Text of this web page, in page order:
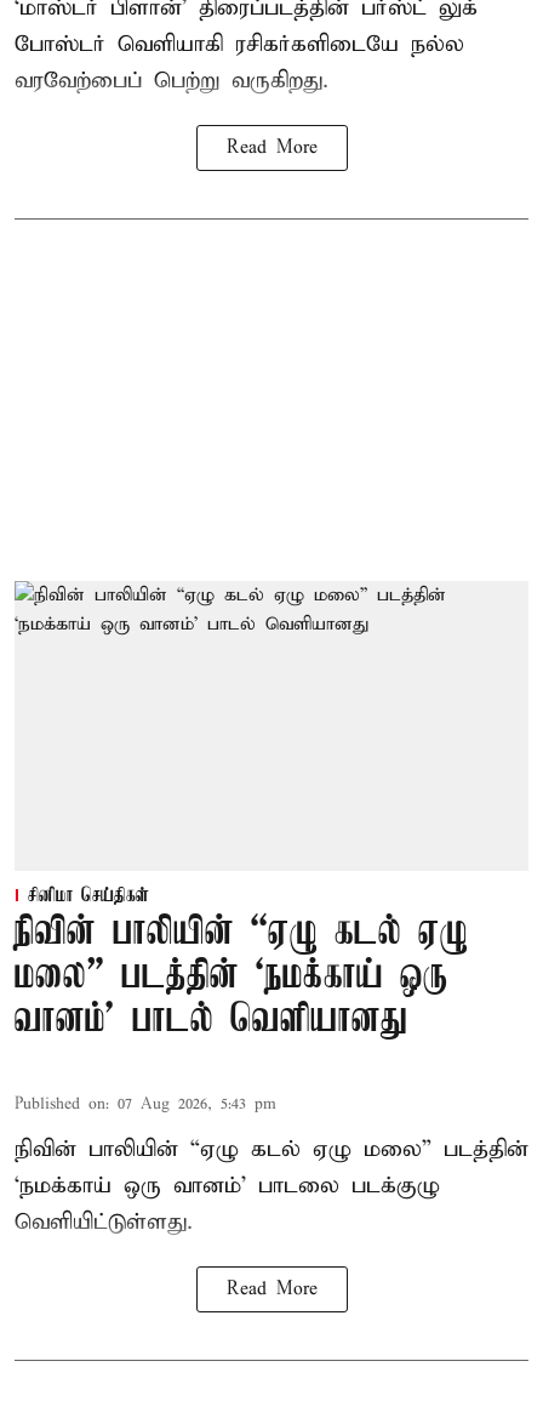
‘மாஸ்டர் பிளான்’ திரைப்படத்தின் பர்ஸ்ட் லுக்
போஸ்டர் வெளியாகி ரசிகர்களிடையே நல்ல
வரவேற்பைப் பெற்று வருகிறது.
Read More
சினிமா செய்திகள்
நிவின் பாலியின் “ஏழு கடல் ஏழு
மலை” படத்தின் ‘நமக்காய் ஒரு
வானம்’ பாடல் வெளியானது
Published on: 07 Aug 2026, 5:43 pm
நிவின் பாலியின் “ஏழு கடல் ஏழு மலை” படத்தின்
‘நமக்காய் ஒரு வானம்’ பாடலை படக்குழு
வெளியிட்டுள்ளது.
Read More